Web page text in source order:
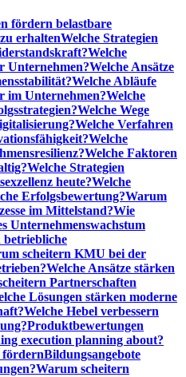
fördern belastbare
erhaltenWelche Strategien
Welche
Unternehmen?Welche Ansätze
Welche Abläufe
im Unternehmen?Welche
Welche Wege
Welche Verfahren
Welche
Welche Faktoren
Welche Strategien
heute?Welche
Erfolgsbewertung?Warum
im Mittelstand?Wie
Unternehmenswachstum
betriebliche
scheitern KMU bei der
Welche Ansätze stärken
Partnerschaften
Lösungen stärken moderne
Welche Hebel verbessern
Produktbewertungen
execution planning about?
fördernBildungsangebote
Warum scheitern